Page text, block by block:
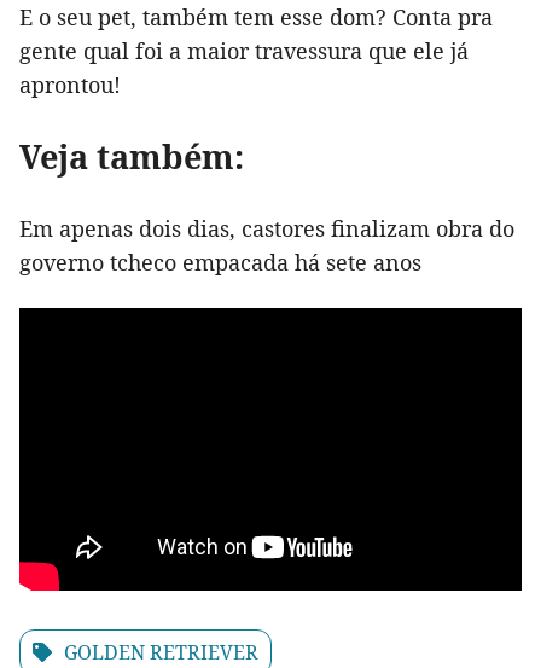
E o seu pet, também tem esse dom? Conta pra
gente qual foi a maior travessura que ele já
aprontou!
Veja também:
Em apenas dois dias, castores finalizam obra do
governo tcheco empacada há sete anos
GOLDEN RETRIEVER